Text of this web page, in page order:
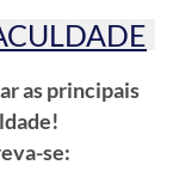
as principais
se: